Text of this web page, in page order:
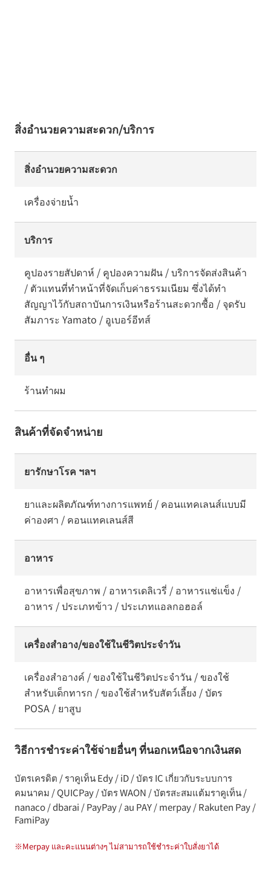
สิ่งอำนวยความสะดวก/บริการ
สิ่งอำนวยความสะดวก
เครื่องจ่ายน้ำ
บริการ
คูปองรายสัปดาห์ / คูปองความฝัน / บริการจัดส่งสินค้า
/ ตัวแทนที่ทำหน้าที่จัดเก็บค่าธรรมเนียม ซึ่งได้ทำ
สัญญาไว้กับสถาบันการเงินหรือร้านสะดวกซื้อ / จุดรับ
สัมภาระ Yamato / อูเบอร์อีทส์
อื่น ๆ
ร้านทำผม
สินค้าที่จัดจำหน่าย
ยารักษาโรค ฯลฯ
ยาและผลิตภัณฑ์ทางการแพทย์ / คอนแทคเลนส์แบบมี
ค่าองศา / คอนแทคเลนส์สี
อาหาร
อาหารเพื่อสุขภาพ / อาหารเดลิเวรี่ / อาหารแช่แข็ง /
อาหาร / ประเภทข้าว / ประเภทแอลกอฮอล์
เครื่องสำอาง/ของใช้ในชีวิตประจำวัน
เครื่องสำอางค์ / ของใช้ในชีวิตประจำวัน / ของใช้
สำหรับเด็กทารก / ของใช้สำหรับสัตว์เลี้ยง / บัตร
POSA / ยาสูบ
วิธีการชำระค่าใช้จ่ายอื่นๆ ที่นอกเหนือจากเงินสด
บัตรเครดิต / ราคูเท็น Edy / iD / บัตร IC เกี่ยวกับระบบการ
คมนาคม / QUICPay / บัตร WAON / บัตรสะสมแต้มราคูเท็น /
nanaco / dbarai / PayPay / au PAY / merpay / Rakuten Pay /
FamiPay
※Merpay และคะแนนต่างๆ ไม่สามารถใช้ชำระค่าใบสั่งยาได้